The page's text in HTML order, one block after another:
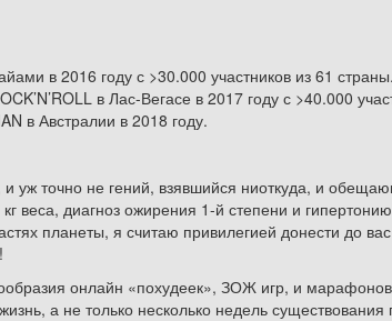
в 2016 году с >30.000 участников из 61 страны.
в Лас-Вегасе в 2017 году с >40.000
в Австралии в 2018 году.
уж точно не гений, взявшийся ниоткуда, и
веса, диагноз ожирения 1-й степени и
планеты, я считаю привилегией донести до
онлайн «похудеек», ЗОЖ игр, и
а не только несколько недель существования